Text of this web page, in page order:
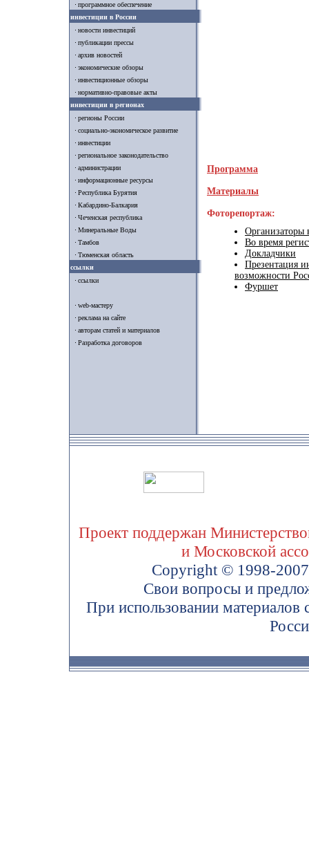
программное обеспечение
инвестиции в России
новости инвестиций
публикации прессы
архив новостей
экономические обзоры
инвестиционные обзоры
нормативно-правовые акты
инвестиции в регионах
регионы России
социально-экономическое развитие
инвестиции
региональное законодательство
администрации
информационные ресурсы
Республика Бурятия
Кабардино-Балкария
Чеченская республика
Минеральные Воды
Тамбов
Тюменская область
ссылки
ссылки
web-мастеру
реклама на сайте
авторам статей и материалов
Разработка договоров
Программа
Материалы
Фоторепортаж:
Организаторы
Во время
Докладчики
Презентация
возможности
Фуршет
Проект поддержан
и Московской
Copyright © 1998-
Свои вопросы и
При использовании